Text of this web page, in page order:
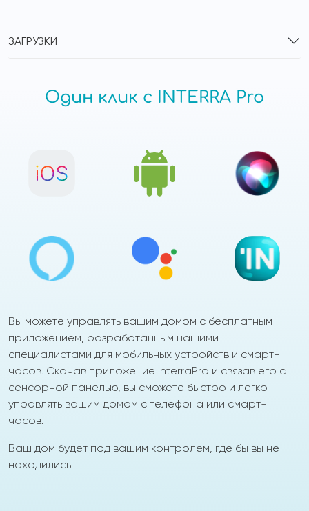
ЗАГРУЗКИ
Один клик с INTERRA Pro
Вы можете управлять вашим домом с бесплатным
приложением, разработанным нашими
специалистами для мобильных устройств и смарт-
часов. Скачав приложение InterraPro и связав его с
сенсорной панелью, вы сможете быстро и легко
управлять вашим домом с телефона или смарт-
часов.
Ваш дом будет под вашим контролем, где бы вы не
находились!